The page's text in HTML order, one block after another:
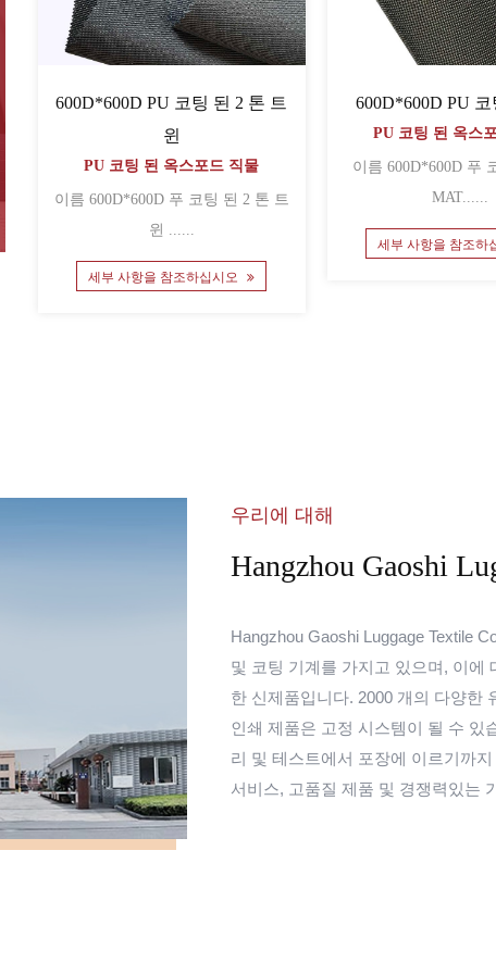
600D*600D PU 코팅 된 2 톤 트
윈
PU 코팅 된 옥스포드 직물
이름 600D*600D 푸 코팅 된 2 톤 트
세부 사항을 참조하십시오
600D*600D PU 코
PU 코팅 된 옥스
이름 600D*600D 푸 코팅 된 2 톤
MAT......
세부 사항을 참조하
우리에 대해
Hangzhou Gaoshi
Hangzhou Gaoshi Luggage Textile
및 코팅 기계를 가지고 있으며, 이에
한 신제품입니다. 2000 개의 다양한
인쇄 제품은 고정 시스템이 될 수 있
리 및 테스트에서 포장에 이르기까
서비스, 고품질 제품 및 경쟁력있는